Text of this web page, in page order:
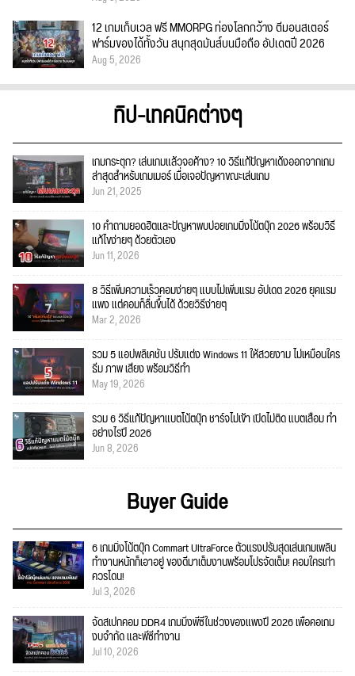
12 เกมเก็บเวล ฟรี MMORPG ท่องโลกกว้าง ตีมอนสเตอร์
ฟาร์มของได้ทั้งวัน สนุกสุดมันส์บนมือถือ อัปเดตปี 2026
Aug 5, 2026
ทิป-เทคนิคต่างๆ
เกมกระตุก? เล่นเกมแล้วจอค้าง? 10 วิธีแก้ปัญหาเด้งออกจากเกม
ล่าสุดสำหรับเกมเมอร์ เมื่อเจอปัญหาขณะเล่นเกม
Jun 21, 2025
10 คำถามยอดฮิตและปัญหาพบบ่อยเกมมิ่งโน้ตบุ๊ก 2026 พร้อมวิธี
แก้ไขง่ายๆ ด้วยตัวเอง
Jun 11, 2026
8 วิธีเพิ่มความเร็วคอมง่ายๆ แบบไม่เพิ่มแรม อัปเดต 2026 ยุคแรม
แพง แต่คอมก็ลื่นขึ้นได้ ด้วยวิธีง่ายๆ
Mar 2, 2026
รวม 5 แอปพลิเคชัน ปรับแต่ง Windows 11 ให้สวยงาม ไม่เหมือนใคร
ธีม ภาพ เสียง พร้อมวิธีทำ
May 19, 2026
รวม 6 วิธีแก้ปัญหาแบตโน้ตบุ๊ก ชาร์จไม่เข้า เปิดไม่ติด แบตเสื่อม ทำ
อย่างไรปี 2026
Jun 8, 2026
Buyer Guide
6 เกมมิ่งโน้ตบุ๊ก Commart UltraForce ตัวแรงปรับสุดเล่นเกมเพลิน
ทำงานหนักก็เอาอยู่ ของดีมาเต็มงานพร้อมโปรจัดเต็ม! คอมใครเก่า
ควรโดน!
Jul 3, 2026
จัดสเปกคอม DDR4 เกมมิ่งพีซีในช่วงของแพงปี 2026 เพื่อคอเกม
งบจำกัด และพีซีทำงาน
Jul 10, 2026